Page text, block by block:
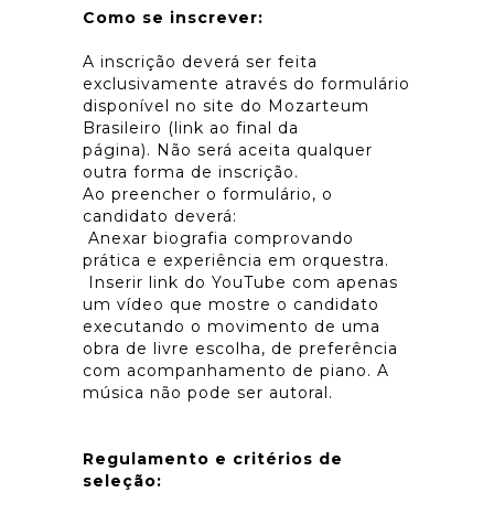
Como se inscrever:
A inscrição deverá ser feita
exclusivamente através do formulário
disponível no site do Mozarteum
Brasileiro (link ao final da
página). Não será aceita qualquer
outra forma de inscrição.
Ao preencher o formulário, o
candidato deverá:
Anexar biografia comprovando
prática e experiência em orquestra.
Inserir link do YouTube com apenas
um vídeo que mostre o candidato
executando o movimento de uma
obra de livre escolha, de preferência
com acompanhamento de piano. A
música não pode ser autoral.
Regulamento e critérios de
seleção: